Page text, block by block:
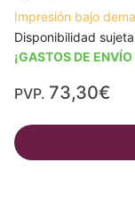
Impresión bajo
Disponibilidad
¡GASTOS DE
PVP. 73,30€